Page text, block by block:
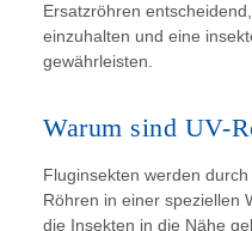
Ersatzröhren
einzuhalten und eine
gewährleisten.
Warum sind UV-
Fluginsekten werden durch
Röhren in einer speziellen
die Insekten in die Nähe